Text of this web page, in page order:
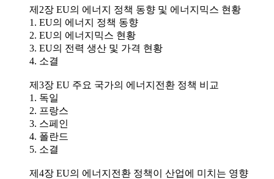
제2장 EU의 에너지 정책 동향 및 에너지믹스 현황
1. EU의 에너지 정책 동향
2. EU의 에너지믹스 현황
3. EU의 전력 생산 및 가격 현황
4. 소결
제3장 EU 주요 국가의 에너지전환 정책 비교
1. 독일
2. 프랑스
3. 스페인
4. 폴란드
5. 소결
제4장 EU의 에너지전환 정책이 산업에 미치는 영향